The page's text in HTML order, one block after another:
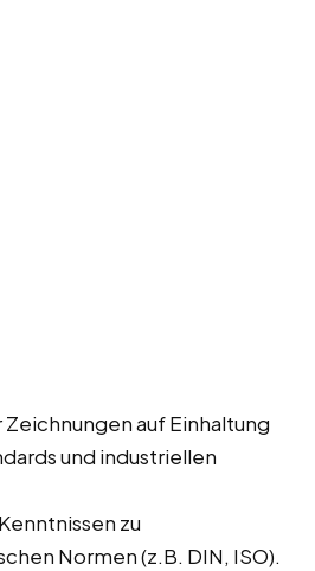
auf Einhaltung
und industriellen
zu
Normen (z.B. DIN, ISO).